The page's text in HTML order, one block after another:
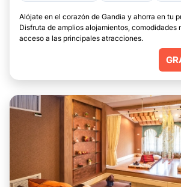
Alójate en el corazón de Gandia y ahorra en tu
Disfruta de amplios alojamientos, comodidades
acceso a las principales atracciones.